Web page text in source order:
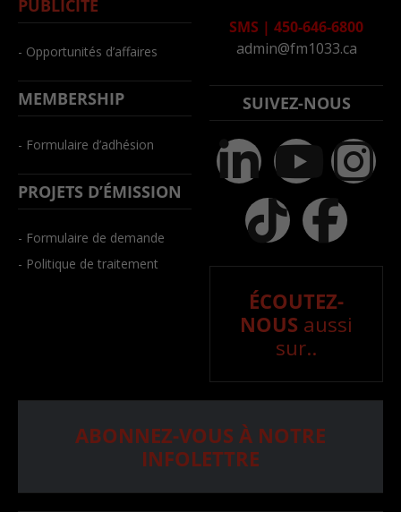
PUBLICITÉ
- Opportunités d’affaires
MEMBERSHIP
- Formulaire d’adhésion
PROJETS D’ÉMISSION
- Formulaire de demande
- Politique de traitement
SMS | 450-646-6800
admin@fm1033.ca
SUIVEZ-NOUS
ÉCOUTEZ-
NOUS aussi
sur..
ABONNEZ-VOUS À NOTRE
INFOLETTRE